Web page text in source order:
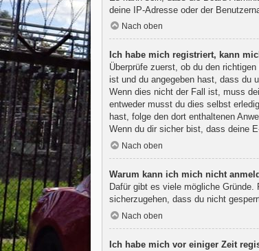
deine IP-Adresse oder der
Nach oben
Ich habe mich registriert, kann
Überprüfe zuerst, ob du den
ist und du angegeben hast, dass du
Wenn dies nicht der Fall ist, muss
entweder musst du dies selbst
hast, folge den dort enthaltenen
Wenn du dir sicher bist, dass deine
Nach oben
Warum kann ich mich nicht
Dafür gibt es viele mögliche
sicherzugehen, dass du nicht
Nach oben
Ich habe mich vor einiger Zeit